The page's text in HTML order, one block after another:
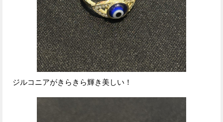
ジルコニアがきらきら輝き美しい！